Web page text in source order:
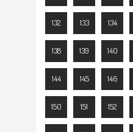
132 133 134
138 139 140
144 145 146
150 151 152